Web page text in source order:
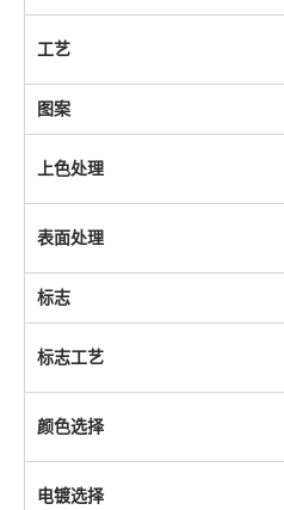
工艺
图案
上色处理
表面处理
标志
标志工艺
颜色选择
电镀选择